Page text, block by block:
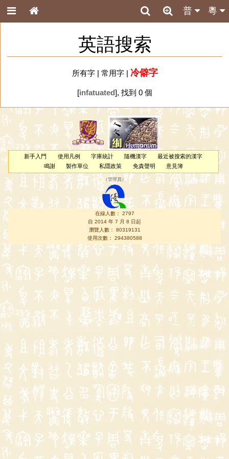
粵
普
英語搜索
所有字| 常用字| 冷僻字
[infatuated], 找到 0 個
新手入門 使用凡例 字庫統計 隨機漢字
最近被搜索的漢字
鳴謝
製作單位 私隱政策 免責聲明 意見簿
（管理員 ）
在線人數： 2797
自 2014 年 7 月 8 日起
瀏覽人數： 80319131
使用次數： 294380588